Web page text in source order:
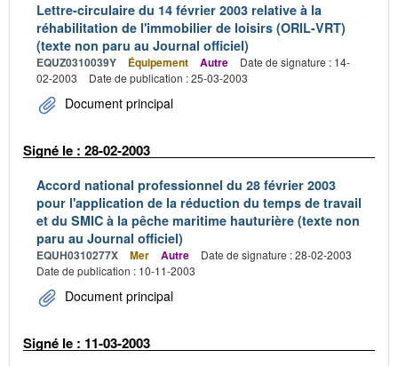
Lettre-circulaire du 14 février 2003 relative à la
réhabilitation de l'immobilier de loisirs (ORIL-VRT)
(texte non paru au Journal officiel)
EQUZ0310039Y Équipement Autre
Date de signature : 14-
02-2003
Date de publication : 25-03-2003
Document principal
Signé le : 28-02-2003
Accord national professionnel du 28 février 2003
pour l'application de la réduction du temps de travail
et du SMIC à la pêche maritime hauturière (texte non
paru au Journal officiel)
EQUH0310277X Mer Autre
Date de signature : 28-02-2003
Date de publication : 10-11-2003
Document principal
Signé le : 11-03-2003